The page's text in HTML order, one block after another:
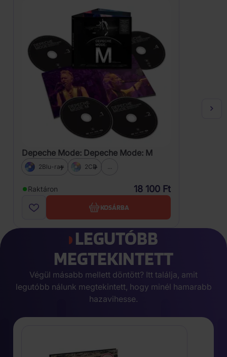
Depeche Mode: Depeche Mode: M
2Blu-ray 2CD ...
Raktáron 18 100 Ft
KOSÁRBA
LEGUTÓBB
MEGTEKINTETT
Végül másabb mellett döntött? Itt találja, amit
legutóbb nálunk megtekintett, hogy minél hamarabb
hazavihesse.